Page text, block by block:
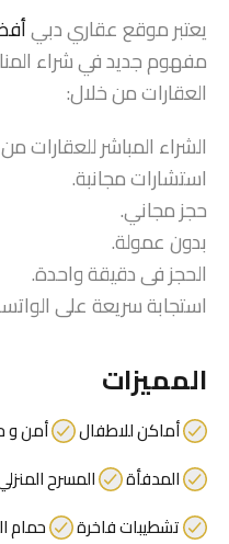
يعتبر موقع عقاري دبي
مفهوم جديد في شراء
العقارات من خلال:
الشراء المباشر للعقارات
استشارات مجانبة.
حجز مجاني.
بدون عمولة.
الحجز فى دقيقة واحدة.
استجابة سريعة على
المميزات
أماكن للاطفال أمن و
المدفأة
المسرح
تشطيبات فاخرة
حمام